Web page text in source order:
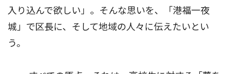
入り込んで欲しい」。そんな思いを、「港福一夜
城」で区長に、そして地域の人々に伝えたいとい
う。